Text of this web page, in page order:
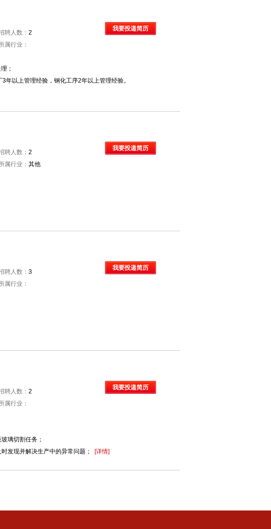
聘人数： 2
属行业：
；
以上管理经验，钢化工序2年以上管理经验。
我要投递简历
聘人数： 2
属行业： 其他
我要投递简历
聘人数： 3
属行业：
我要投递简历
聘人数： 2
属行业：
璃切割任务；
发现并解决生产中的异常问题； [详情]
我要投递简历